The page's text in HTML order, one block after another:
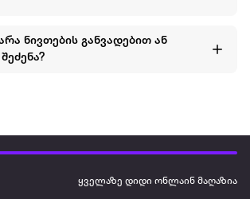
ნივთების განვადებით ან
ყველაზე დიდი ონლაინ მაღაზია